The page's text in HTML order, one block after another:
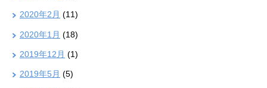
2020年2月 (11)
2020年1月 (18)
2019年12月 (1)
2019年5月 (5)